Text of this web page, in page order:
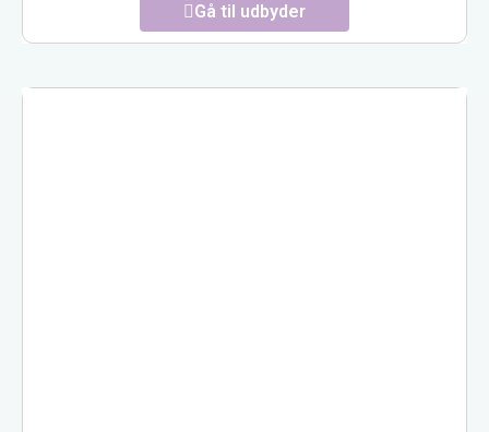
Gå til udbyder